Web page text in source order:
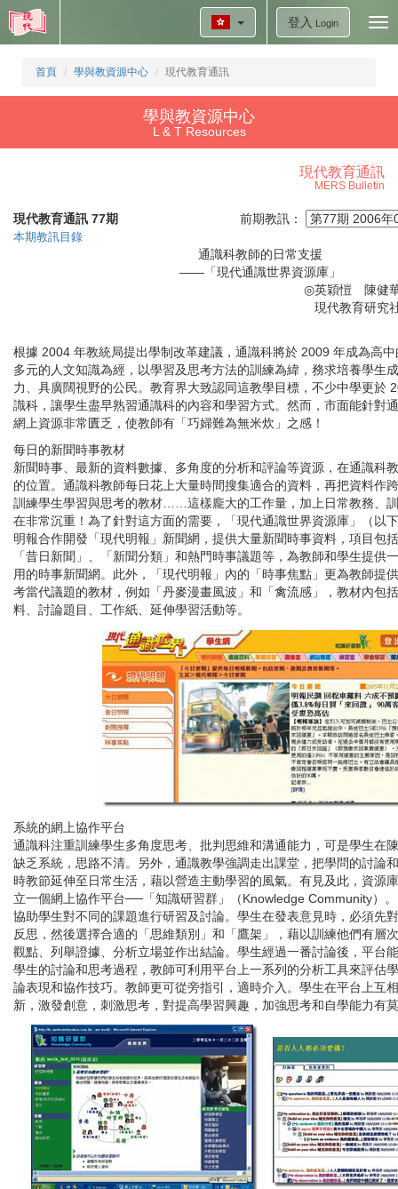
登入 Login
首頁 學與教資源中心 現代教育通訊
學與教資源中心
L & T Resources
現代教育通訊
MERS Bulletin
現代教育通訊 77期 前期教訊：
本期教訊目錄
通識科教師的日常支援
——「現代通識世界資源庫」
◎英穎愷 陳健
現代教育研究
根據 2004 年教統局提出學制改革建議，通識科將於 2009 年成為高
多元的人文知識為經，以學習及思考方法的訓練為緯，務求培養學生
力、具廣闊視野的公民。教育界大致認同這教學目標，不少中學更於
識科，讓學生盡早熟習通識科的內容和學習方式。然而，市面能針對
網上資源非常匱乏，使教師有「巧婦難為無米炊」之感！
每日的新聞時事教材
新聞時事、最新的資料數據、多角度的分析和評論等資源，在通識科
的位置。通識科教師每日花上大量時間搜集適合的資料，再把資料作
訓練學生學習與思考的教材……這樣龐大的工作量，加上日常教務、
在非常沉重！為了針對這方面的需要，「現代通識世界資源庫」（以
明報合作開發「現代明報」新聞網，提供大量新聞時事資料，項目包
「昔日新聞」、「新聞分類」和熱門時事議題等，為教師和學生提供
用的時事新聞網。此外，「現代明報」內的「時事焦點」更為教師提
考當代議題的教材，例如「丹麥漫畫風波」和「禽流感」，教材內包
料、討論題目、工作紙、延伸學習活動等。
系統的網上協作平台
通識科注重訓練學生多角度思考、批判思維和溝通能力，可是學生在
缺乏系統，思路不清。另外，通識教學強調走出課堂，把學問的討論
時教節延伸至日常生活，藉以營造主動學習的風氣。有見及此，資源
立一個網上協作平台──「知識研習群」（Knowledge Community）
協助學生對不同的課題進行研習及討論。學生在發表意見時，必須先
反思，然後選擇合適的「思維類別」和「鷹架」，藉以訓練他們有層
觀點、列舉證據、分析立場並作出結論。學生經過一番討論後，平台
學生的討論和思考過程，教師可利用平台上一系列的分析工具來評估
論表現和協作技巧。教師更可從旁指引，適時介入。學生在平台上互
新，激發創意，刺激思考，對提高學習興趣，加強思考和自學能力有